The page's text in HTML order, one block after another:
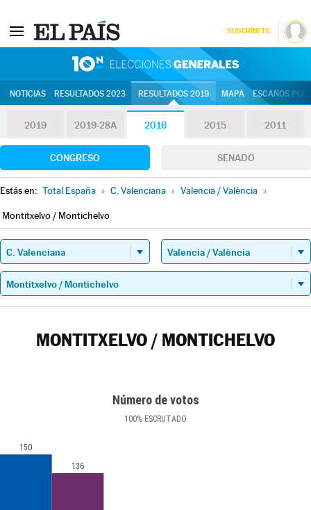
SUSCRÍBETE
NOTICIAS RESULTADOS 2023 RESULTADOS 2019 MAPA ESCAÑOS
2019 2019-28A 2016 2015 2011
CONGRESO SENADO
Estás en: Total España » C. Valenciana » Valencia / València »
Montitxelvo / Montichelvo
MONTITXELVO / MONTICHELVO
Número de votos
100% ESCRUTADO
150
136